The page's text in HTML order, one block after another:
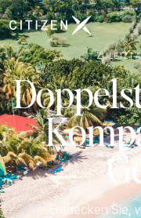
Zur Startseite von
ZULETZT
Entdecken